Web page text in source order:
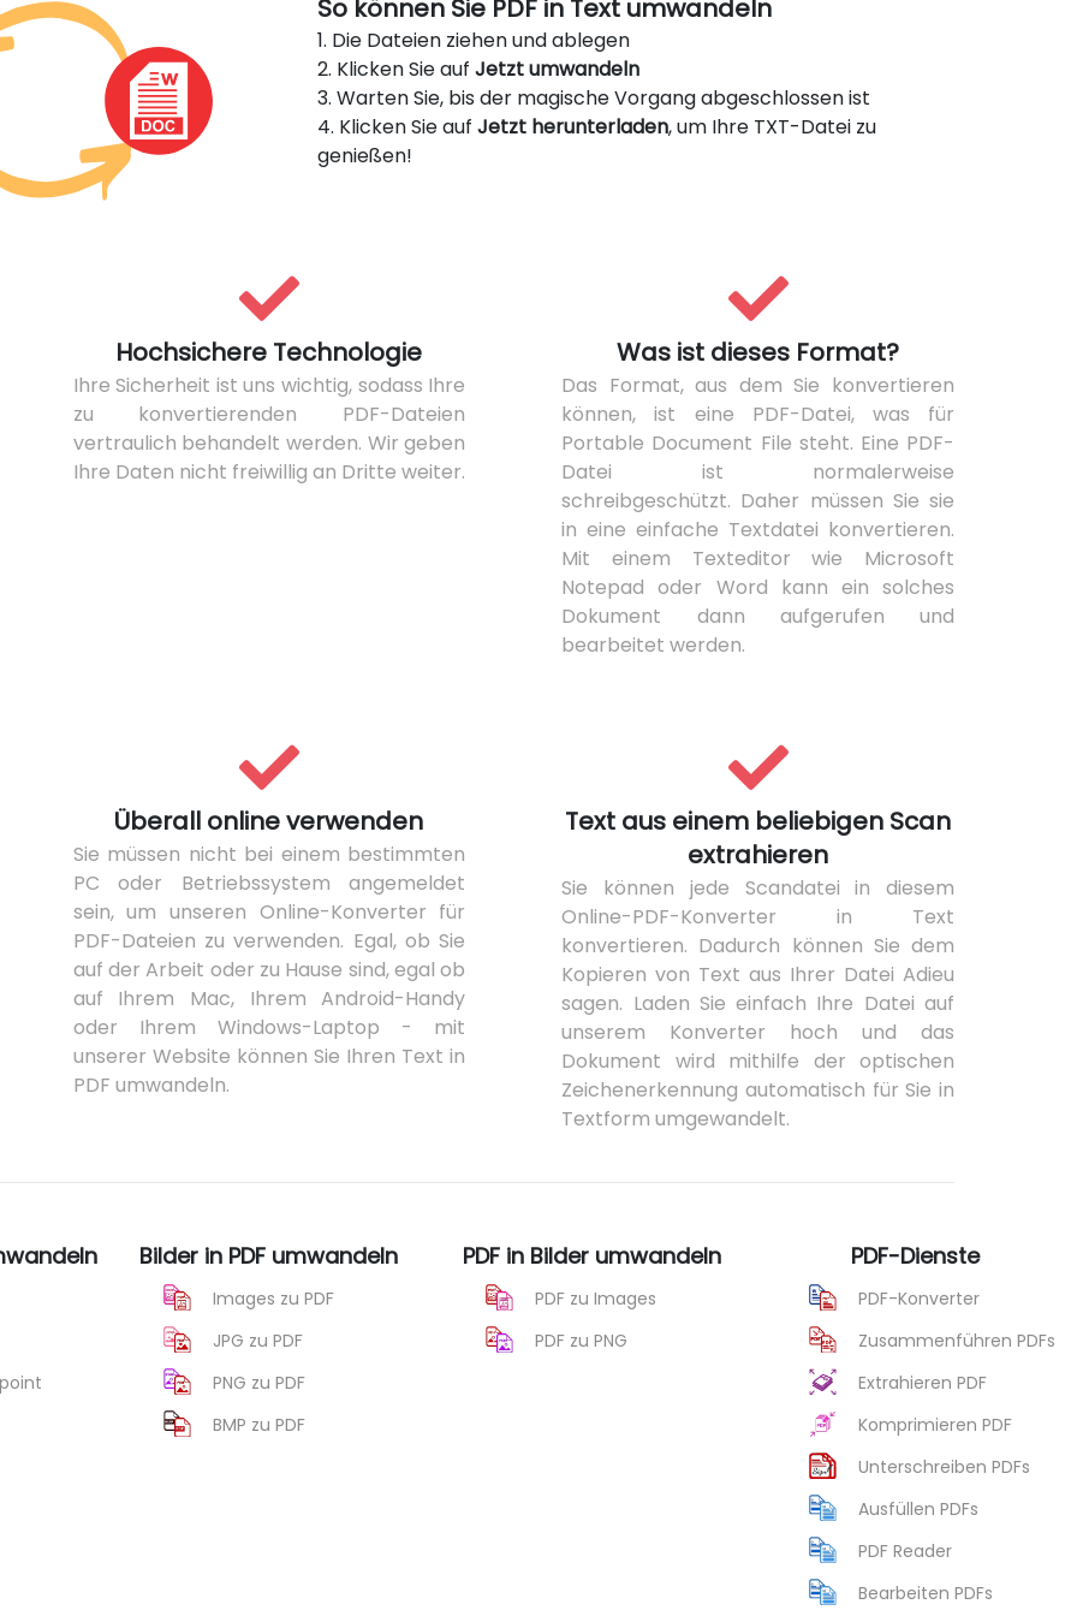
So können Sie PDF in Text umwandeln
1. Die Dateien ziehen und ablegen
2. Klicken Sie auf Jetzt umwandeln
3. Warten Sie, bis der magische Vorgang abgeschlossen ist
4. Klicken Sie auf Jetzt herunterladen, um Ihre TXT-Datei zu
genießen!
Hochsichere Technologie
Ihre Sicherheit ist uns wichtig, sodass Ihre
zu konvertierenden PDF-Dateien
vertraulich behandelt werden. Wir geben
Ihre Daten nicht freiwillig an Dritte weiter.
Was ist dieses Format?
Das Format, aus dem Sie konvertieren
können, ist eine PDF-Datei, was für
Portable Document File steht. Eine PDF-
Datei ist normalerweise
schreibgeschützt. Daher müssen Sie sie
in eine einfache Textdatei konvertieren.
Mit einem Texteditor wie Microsoft
Notepad oder Word kann ein solches
Dokument dann aufgerufen und
bearbeitet werden.
Überall online verwenden
Sie müssen nicht bei einem bestimmten
PC oder Betriebssystem angemeldet
sein, um unseren Online-Konverter für
PDF-Dateien zu verwenden. Egal, ob Sie
auf der Arbeit oder zu Hause sind, egal ob
auf Ihrem Mac, Ihrem Android-Handy
oder Ihrem Windows-Laptop - mit
unserer Website können Sie Ihren Text in
PDF umwandeln.
Text aus einem beliebigen Scan
extrahieren
Sie können jede Scandatei in diesem
Online-PDF-Konverter in Text
konvertieren. Dadurch können Sie dem
Kopieren von Text aus Ihrer Datei Adieu
sagen. Laden Sie einfach Ihre Datei auf
unserem Konverter hoch und das
Dokument wird mithilfe der optischen
Zeichenerkennung automatisch für Sie in
Textform umgewandelt.
Bilder in PDF umwandeln
Images zu PDF
JPG zu PDF
PNG zu PDF
BMP zu PDF
PDF in Bilder umwandeln
PDF zu Images
PDF zu PNG
PDF-Dienste
PDF-Konverter
Zusammenführen PDFs
Extrahieren PDF
Komprimieren PDF
Unterschreiben PDFs
Ausfüllen PDFs
PDF Reader
Bearbeiten PDFs